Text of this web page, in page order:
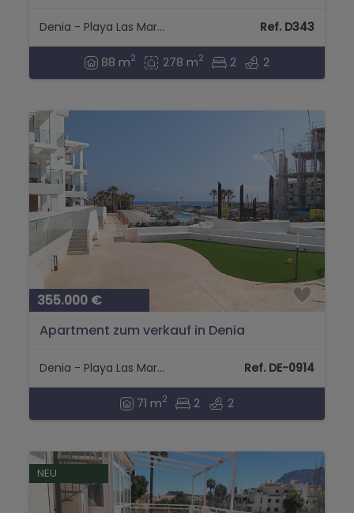
Denia - Playa Las Marinas Ref. D343
88 m2 278 m2 2 2
355.000 €
Apartment zum verkauf in Denia
Denia - Playa Las Marinas Ref. DE-0914
71 m2 2 2
NEU